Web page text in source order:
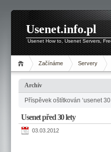
Usenet.info.pl
Usenet How to, Usenet Servers,
Začínáme Servery
Archív
Příspěvek oštítkován ‘usenet 30
Usenet před 30 lety
03.03.2012